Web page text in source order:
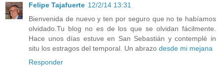
Felipe Tajafuerte 12/2/14 13:31
Bienvenida de nuevo y ten por seguro que no te habíamos
olvidado.Tu blog no es de los que se olvidan fácilmente.
Hace unos días estuve en San Sebastián y contemplé in
situ los estragos del temporal. Un abrazo desde mi mejana
Responder